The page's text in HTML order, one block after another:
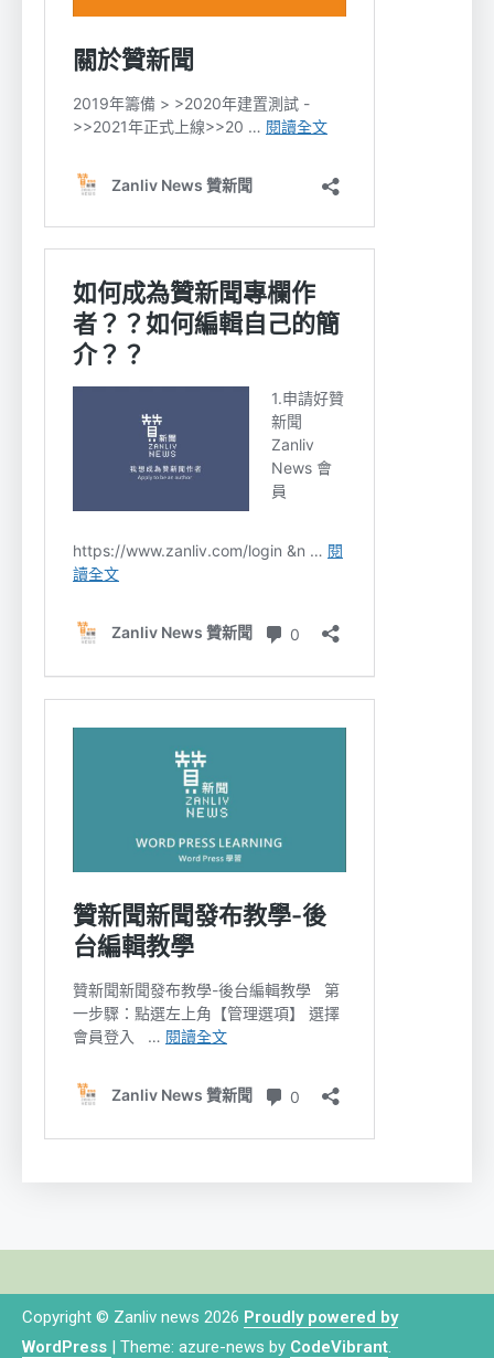
Copyright © Zanliv news 2026 Proudly powered by
WordPress | Theme: azure-news by CodeVibrant.